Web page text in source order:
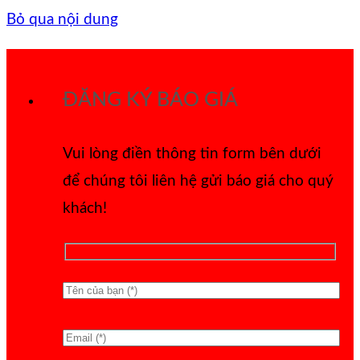
Bỏ qua nội dung
ĐĂNG KÝ BÁO GIÁ
Vui lòng điền thông tin form bên dưới
để chúng tôi liên hệ gửi báo giá cho quý
khách!